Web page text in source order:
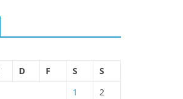
D F S
S
1
2